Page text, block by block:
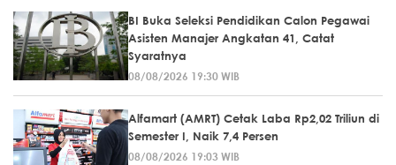
BI Buka Seleksi Pendidikan Calon Pegawai
Asisten Manajer Angkatan 41, Catat
Syaratnya
08/08/2026 19:30 WIB
Alfamart (AMRT) Cetak Laba Rp2,02 Triliun di
Semester I, Naik 7,4 Persen
08/08/2026 19:03 WIB